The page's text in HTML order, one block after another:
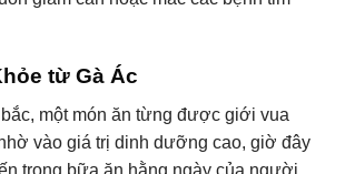
từ Gà Ác
một món ăn từng được giới vua
vào giá trị dinh dưỡng cao, giờ đây
trong bữa ăn hằng ngày của người